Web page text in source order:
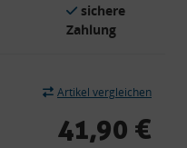
sichere
Zahlung
Artikel vergleichen
41,90 €